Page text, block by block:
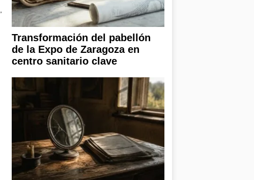
Transformación del pabellón
de la Expo de Zaragoza en
centro sanitario clave